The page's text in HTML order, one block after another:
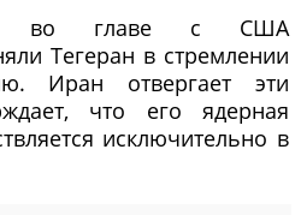
во главе с США
Тегеран в стремлении
Иран отвергает эти
что его ядерная
исключительно в